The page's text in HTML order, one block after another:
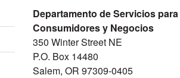
Departamento de Servicios para
Consumidores y Negocios
350 Winter Street NE
P.O. Box 14480
Salem, OR 97309-0405